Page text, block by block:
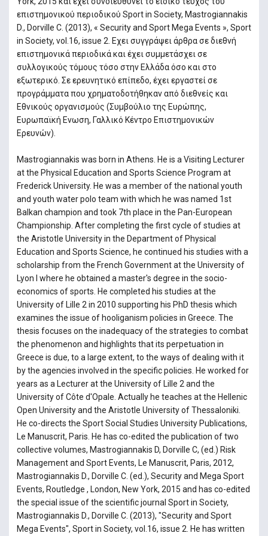
επιστημονικού περιοδικού Sport in Society, Mastrogiannakis
D., Dorville C. (2013), « Security and Sport Mega Events », Sport
in Society, vol.16, issue 2. Εχει συγγράψει άρθρα σε διεθνή
επιστημονικά περιοδικά και έχει συμμετάσχει σε
συλλογικούς τόμους τόσο στην Ελλάδα όσο και στο
εξωτερικό. Σε ερευνητικό επίπεδο, έχει εργαστεί σε
προγράμματα που χρηματοδοτήθηκαν από διεθνείς και
Εθνικούς οργανισμούς (Συμβούλιο της Ευρώπης,
Ευρωπαϊκή Ενωση, Γαλλικό Κέντρο Επιστημονικών
Ερευνών).
Mastrogiannakis was born in Athens. He is a Visiting Lecturer
at the Physical Education and Sports Science Program at
Frederick University. He was a member of the national youth
and youth water polo team with which he was named 1st
Balkan champion and took 7th place in the Pan-European
Championship. After completing the first cycle of studies at
the Aristotle University in the Department of Physical
Education and Sports Science, he continued his studies with a
scholarship from the French Government at the University of
Lyon I where he obtained a master's degree in the socio-
economics of sports. He completed his studies at the
University of Lille 2 in 2010 supporting his PhD thesis which
examines the issue of hooliganism policies in Greece. The
thesis focuses on the inadequacy of the strategies to combat
the phenomenon and highlights that its perpetuation in
Greece is due, to a large extent, to the ways of dealing with it
by the agencies involved in the specific policies. He worked for
years as a Lecturer at the University of Lille 2 and the
University of Côte d'Opale. Actually he teaches at the Hellenic
Open University and the Aristotle University of Thessaloniki.
He co-directs the Sport Social Studies University Publications,
Le Manuscrit, Paris. He has co-edited the publication of two
collective volumes, Mastrogiannakis D, Dorville C, (ed.) Risk
Management and Sport Events, Le Manuscrit, Paris, 2012,
Mastrogiannakis D., Dorville C. (ed.), Security and Mega Sport
Events, Routledge , London, New York, 2015 and has co-edited
the special issue of the scientific journal Sport in Society,
Mastrogiannakis D., Dorville C. (2013), "Security and Sport
Mega Events", Sport in Society, vol.16, issue 2. He has written